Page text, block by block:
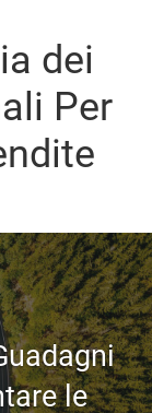
dei
Per
le